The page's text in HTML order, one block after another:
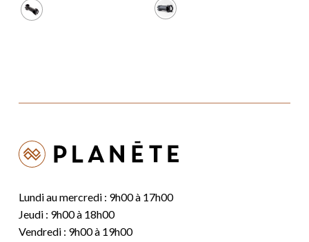
Lundi au mercredi : 9h00 à 17h00
Jeudi : 9h00 à 18h00
Vendredi : 9h00 à 19h00